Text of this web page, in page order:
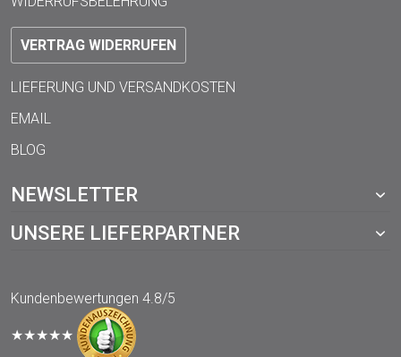
VERTRAG WIDERRUFEN
LIEFERUNG UND VERSANDKOSTEN
EMAIL
BLOG
NEWSLETTER
UNSERE LIEFERPARTNER
Kundenbewertungen 4.8/5
★★★★★